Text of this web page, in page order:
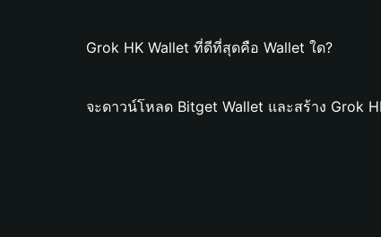
Grok HK Wallet ที่ดีที่สุดคือ Wallet ใด?
จะดาวน์โหลด Bitget Wallet และสร้าง Grok